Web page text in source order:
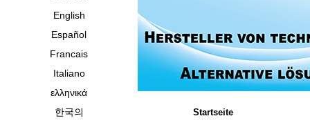
English
Español
Francais
Italiano
ελληνικά
한국의
Startseite